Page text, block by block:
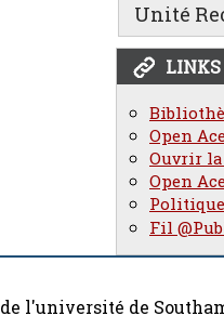
Unité
LINKS
Open
Ouvrir la
Open
Fil
de l'université de